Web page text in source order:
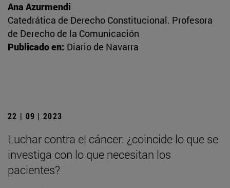
Ana Azurmendi
Catedrática de Derecho Constitucional. Profesora
de Derecho de la Comunicación
Publicado en: Diario de Navarra
22 | 09 | 2023
Luchar contra el cáncer: ¿coincide lo que se
investiga con lo que necesitan los
pacientes?